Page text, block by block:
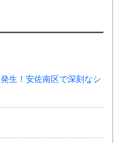
生！安佐南区で深刻なシ